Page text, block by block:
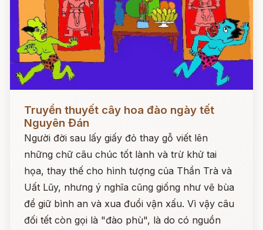
Đọc ngay
Truyền thuyết cây hoa đào ngày tết
Nguyên Đán
Người đời sau lấy giấy đỏ thay gỗ viết lên
những chữ câu chúc tốt lành và trừ khử tai
họa, thay thế cho hình tượng của Thần Trà và
Uất Lũy, nhưng ý nghĩa cũng giống như vẽ bùa
để giữ bình an và xua đuổi vận xấu. Vì vậy câu
đối tết còn gọi là "đào phù", là do có nguồn